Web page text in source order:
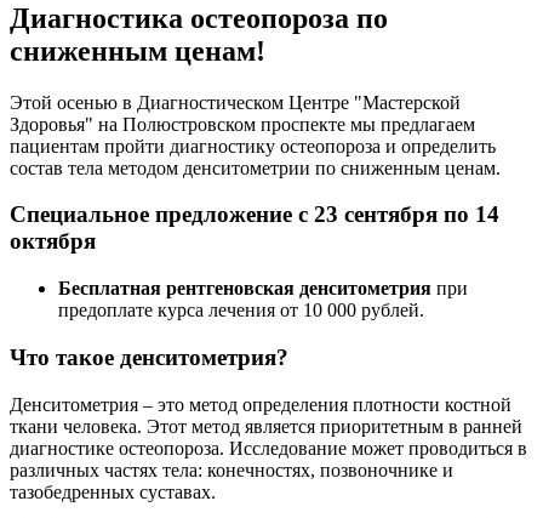
Диагностика остеопороза по
сниженным ценам!
Этой осенью в Диагностическом Центре "Мастерской
Здоровья" на Полюстровском проспекте мы предлагаем
пациентам пройти диагностику остеопороза и определить
состав тела методом денситометрии по сниженным ценам.
Специальное предложение с 23 сентября по 14
октября
Бесплатная рентгеновская денситометрия при
предоплате курса лечения от 10 000 рублей.
Что такое денситометрия?
Денситометрия – это метод определения плотности костной
ткани человека. Этот метод является приоритетным в ранней
диагностике остеопороза. Исследование может проводиться в
различных частях тела: конечностях, позвоночнике и
тазобедренных суставах.